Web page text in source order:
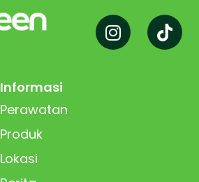
Informasi
Perawatan
Produk
Lokasi